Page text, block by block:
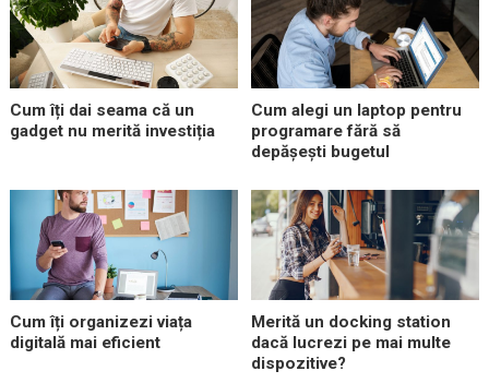
Cum îți dai seama că un
gadget nu merită investiția
Cum alegi un laptop pentru
programare fără să
depășești bugetul
Cum îți organizezi viața
digitală mai eficient
Merită un docking station
dacă lucrezi pe mai multe
dispozitive?